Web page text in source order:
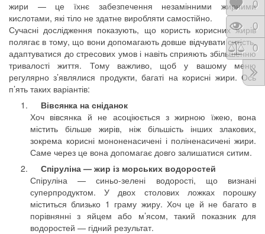
жири — це їхнє забезпечення незамінними жирними
кислотами, які тіло не здатне виробляти самостійно.
Сучасні дослідження показують, що користь корисних жирів
полягає в тому, що вони допомагають довше відчувати ситість,
адаптуватися до стресових умов і навіть сприяють збільшенню
тривалості життя. Тому важливо, щоб у вашому меню
регулярно з’являлися продукти, багаті на корисні жири. Ось
п’ять таких варіантів:
Вівсянка на сніданок
Хоч вівсянка й не асоціюється з жирною їжею, вона
містить більше жирів, ніж більшість інших злакових,
зокрема корисні мононенасичені і поліненасичені жири.
Саме через це вона допомагає довго залишатися ситим.
Спіруліна — жир із морських водоростей
Спіруліна — синьо-зелені водорості, що визнані
суперпродуктом. У двох столових ложках порошку
міститься близько 1 граму жиру. Хоч це й не багато в
порівнянні з яйцем або м’ясом, такий показник для
водоростей — гідний результат.
0
0
0